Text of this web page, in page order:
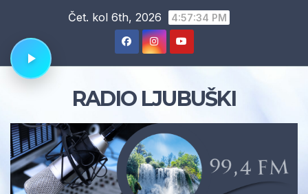
content
Čet. kol 6th, 2026 4:57:35 PM
RADIO LJUBUŠKI